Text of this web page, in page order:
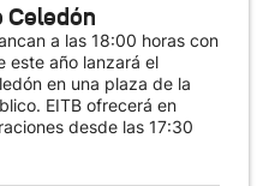
Celedón
a las 18:00 horas con
este año lanzará el
en una plaza de la
EITB ofrecerá en
desde las 17:30